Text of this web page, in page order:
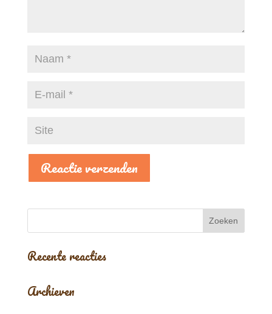
Recente reacties
Archieven